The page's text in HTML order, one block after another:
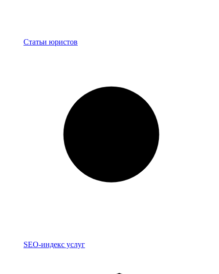
Блог
Статьи юристов
Индекс
SEO-индекс услуг